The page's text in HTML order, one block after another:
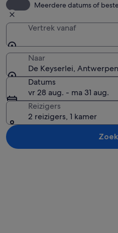
Meerdere datums of
Vertrek vanaf
Naar
De Keyserlei,
Datums
vr 28 aug. - ma 31 aug.
Reizigers
2 reizigers, 1 kamer